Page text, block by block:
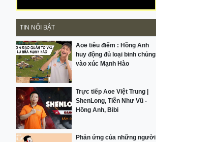
TIN NỔI BẬT
Aoe tiêu điểm : Hồng Anh
huy động đủ loại binh chủng
vào xúc Mạnh Hào
Trực tiếp Aoe Việt Trung |
ShenLong, Tiễn Như Vũ -
Hồng Anh, Bibi
Phản ứng của những người